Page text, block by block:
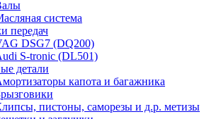
система
передач
DSG7 (DQ200)
S-tronic (DL501)
детали
капота и багажника
пистоны, саморезы и д.р. метизы